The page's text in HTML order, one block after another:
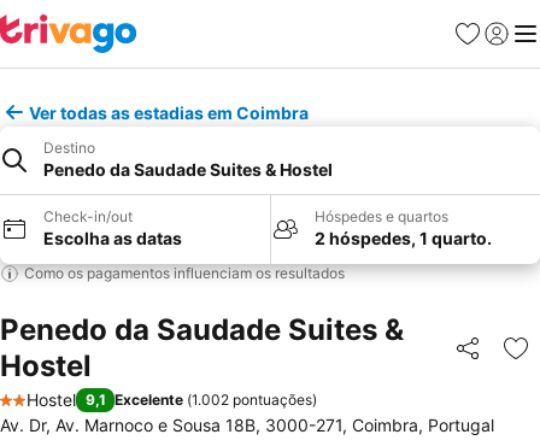
Favoritos
Iniciar
Ver todas as estadias em Coimbra
Destino
Penedo da Saudade Suites & Hostel
Check-in/out
Escolha as datas
Hóspedes e quartos
2 hóspedes, 1 quarto.
Como os pagamentos influenciam os resultados
Penedo da Saudade Suites &
Hostel
Partilhar
2 Estrelas
Hostel 9,1 Excelente (1.002 pontuações)
Av. Dr, Av. Marnoco e Sousa 18B, 3000-271, Coimbra, Portugal